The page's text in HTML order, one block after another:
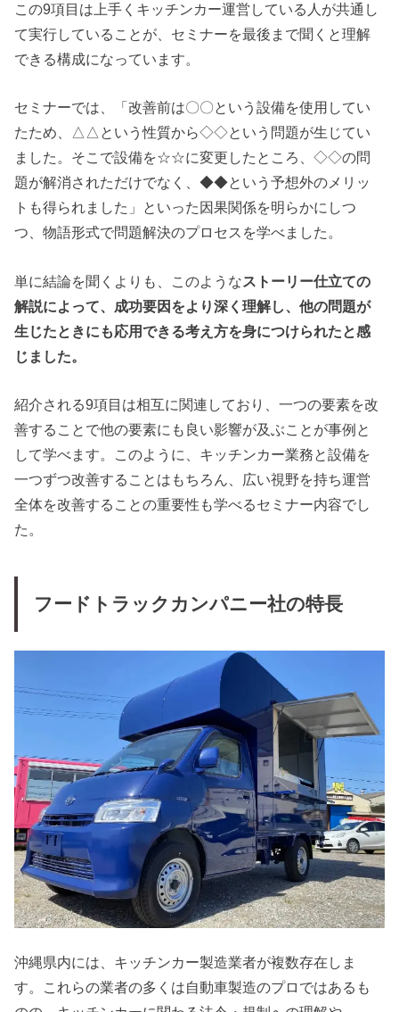
この9項目は上手くキッチンカー運営している人が共通し
て実行していることが、セミナーを最後まで聞くと理解
できる構成になっています。
セミナーでは、「改善前は〇〇という設備を使用してい
たため、△△という性質から◇◇という問題が生じてい
ました。そこで設備を☆☆に変更したところ、◇◇の問
題が解消されただけでなく、◆◆という予想外のメリッ
トも得られました」といった因果関係を明らかにしつ
つ、物語形式で問題解決のプロセスを学べました。
単に結論を聞くよりも、このようなストーリー仕立ての
解説によって、成功要因をより深く理解し、他の問題が
生じたときにも応用できる考え方を身につけられたと感
じました。
紹介される9項目は相互に関連しており、一つの要素を改
善することで他の要素にも良い影響が及ぶことが事例と
して学べます。このように、キッチンカー業務と設備を
一つずつ改善することはもちろん、広い視野を持ち運営
全体を改善することの重要性も学べるセミナー内容でし
た。
フードトラックカンパニー社の特長
沖縄県内には、キッチンカー製造業者が複数存在しま
す。これらの業者の多くは自動車製造のプロではあるも